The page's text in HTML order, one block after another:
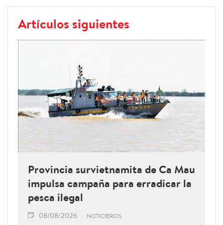
Artículos siguientes
Provincia survietnamita de Ca Mau
impulsa campaña para erradicar la
pesca ilegal
08/08/2026 NOTICIEROS